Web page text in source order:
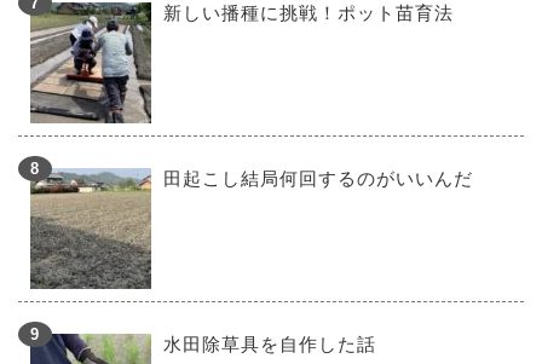
新しい播種に挑戦！ポット苗育法
田起こし結局何回するのがいいんだ
水田除草具を自作した話